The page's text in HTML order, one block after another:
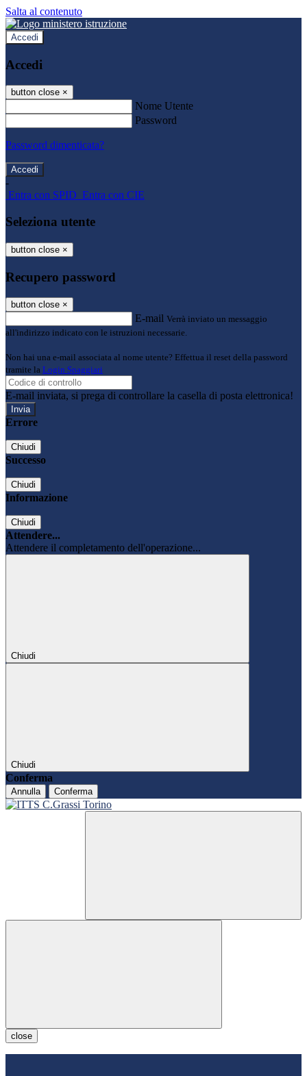
Salta al contenuto
Accedi
Accedi
button close ×
Nome Utente
Password
Password dimenticata?
-
Entra con SPID Entra con CIE
Seleziona utente
button close ×
Recupero password
button close ×
E-mail Verrà inviato un messaggio
all'indirizzo indicato con le istruzioni necessarie.
Non hai una e-mail associata al nome utente? Effettua il reset della password
tramite la Login Spaggiari
E-mail inviata, si prega di controllare la casella di posta elettronica!
Errore
Chiudi
Successo
Chiudi
Informazione
Chiudi
Attendere...
Attendere il completamento dell'operazione...
Chiudi
Chiudi
Conferma
Annulla Conferma
close